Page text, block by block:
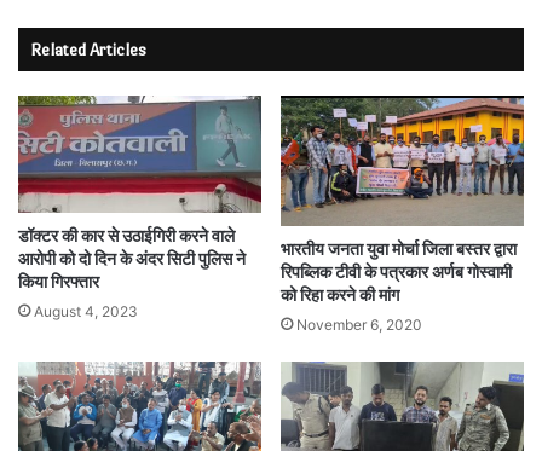
Related Articles
डॉक्टर की कार से उठाईगिरी करने वाले
आरोपी को दो दिन के अंदर सिटी पुलिस ने
किया गिरफ्तार
August 4, 2023
भारतीय जनता युवा मोर्चा जिला बस्तर द्वारा
रिपब्लिक टीवी के पत्रकार अर्णब गोस्वामी
को रिहा करने की मांग
November 6, 2020